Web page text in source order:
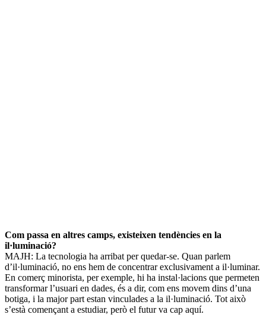
Com passa en altres camps, existeixen tendències en la
il·luminació?
MAJH: La tecnologia ha arribat per quedar-se. Quan parlem
d’il·luminació, no ens hem de concentrar exclusivament a il·luminar.
En comerç minorista, per exemple, hi ha instal·lacions que permeten
transformar l’usuari en dades, és a dir, com ens movem dins d’una
botiga, i la major part estan vinculades a la il·luminació. Tot això
s’està començant a estudiar, però el futur va cap aquí.